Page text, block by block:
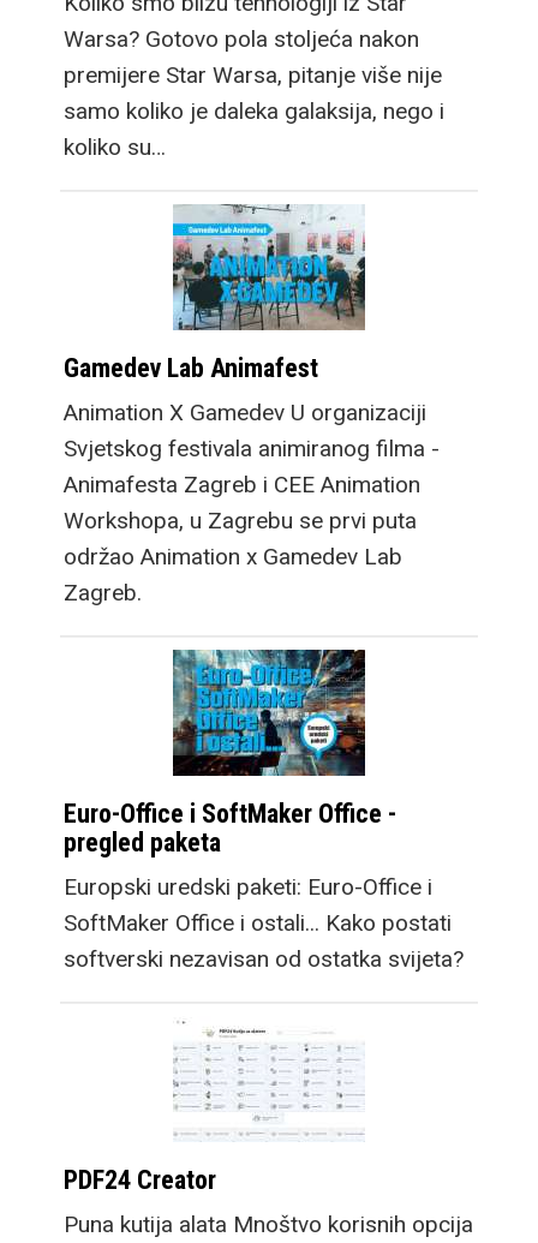
Warsa? Gotovo pola stoljeća nakon
premijere Star Warsa, pitanje više nije
samo koliko je daleka galaksija, nego i
koliko su…
Gamedev Lab Animafest
Animation X Gamedev U organizaciji
Svjetskog festivala animiranog filma -
Animafesta Zagreb i CEE Animation
Workshopa, u Zagrebu se prvi puta
održao Animation x Gamedev Lab
Zagreb.
Euro-Office i SoftMaker Office -
pregled paketa
Europski uredski paketi: Euro-Office i
SoftMaker Office i ostali... Kako postati
softverski nezavisan od ostatka svijeta?
PDF24 Creator
Puna kutija alata Mnoštvo korisnih opcija